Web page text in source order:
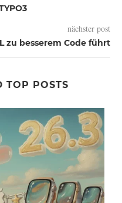
nächster post
zu besserem Code führt
TOP POSTS